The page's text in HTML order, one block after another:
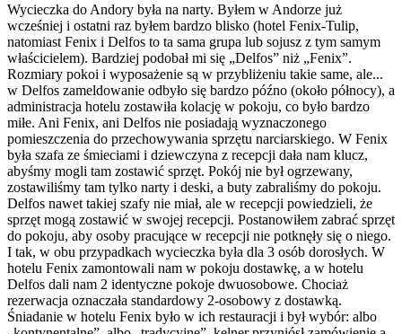
Wycieczka do Andory była na narty. Byłem w Andorze już
wcześniej i ostatni raz byłem bardzo blisko (hotel Fenix-Tulip,
natomiast Fenix i Delfos to ta sama grupa lub sojusz z tym samym
właścicielem). Bardziej podobał mi się „Delfos” niż „Fenix”.
Rozmiary pokoi i wyposażenie są w przybliżeniu takie same, ale...
w Delfos zameldowanie odbyło się bardzo późno (około północy), a
administracja hotelu zostawiła kolację w pokoju, co było bardzo
miłe. Ani Fenix, ani Delfos nie posiadają wyznaczonego
pomieszczenia do przechowywania sprzętu narciarskiego. W Fenix
była szafa ze śmieciami i dziewczyna z recepcji dała nam klucz,
abyśmy mogli tam zostawić sprzęt. Pokój nie był ogrzewany,
zostawiliśmy tam tylko narty i deski, a buty zabraliśmy do pokoju.
Delfos nawet takiej szafy nie miał, ale w recepcji powiedzieli, że
sprzęt mogą zostawić w swojej recepcji. Postanowiłem zabrać sprzęt
do pokoju, aby osoby pracujące w recepcji nie potknęły się o niego.
I tak, w obu przypadkach wycieczka była dla 3 osób dorosłych. W
hotelu Fenix zamontowali nam w pokoju dostawkę, a w hotelu
Delfos dali nam 2 identyczne pokoje dwuosobowe. Chociaż
rezerwacja oznaczała standardowy 2-osobowy z dostawką.
Śniadanie w hotelu Fenix było w ich restauracji i był wybór: albo